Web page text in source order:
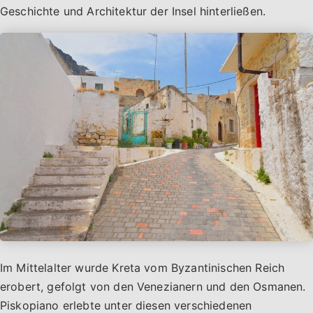
Geschichte und Architektur der Insel hinterließen.
Im Mittelalter wurde Kreta vom Byzantinischen Reich
erobert, gefolgt von den Venezianern und den Osmanen.
Piskopiano erlebte unter diesen verschiedenen